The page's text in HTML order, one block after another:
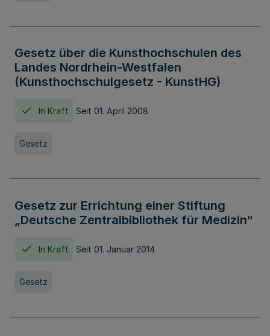
Gesetz über die Kunsthochschulen des
Landes Nordrhein-Westfalen
(Kunsthochschulgesetz - KunstHG)
In Kraft Seit 01. April 2008
Gesetz
Gesetz zur Errichtung einer Stiftung
„Deutsche Zentralbibliothek für Medizin“
In Kraft Seit 01. Januar 2014
Gesetz